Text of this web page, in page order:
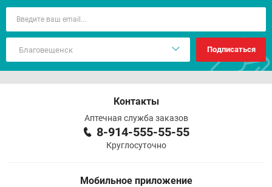
Подписаться
Контакты
Аптечная служба заказов
8-914-555-55-55
Круглосуточно
Мобильное приложение